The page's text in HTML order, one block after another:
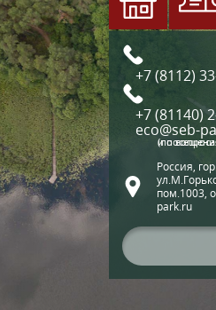
+7 (8112)
+7 (81140)
eco@seb-
(по вопросам экскурсий и
Россия,
пом.1003,
park.ru